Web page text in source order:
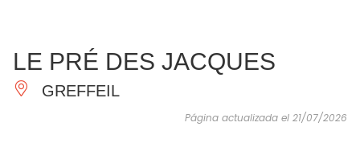
IMPRESCINDIBLES
HACER
INSPIRACIONES
LE PRÉ DES JACQUES
GREFFEIL
Página actualizada el 21/07/2026